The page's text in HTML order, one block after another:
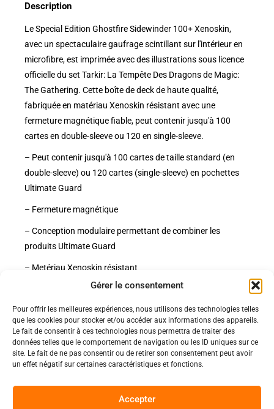
Gérer le consentement
Pour offrir les meilleures expériences, nous utilisons des technologies telles
que les cookies pour stocker et/ou accéder aux informations des appareils.
Le fait de consentir à ces technologies nous permettra de traiter des
données telles que le comportement de navigation ou les ID uniques sur ce
site. Le fait de ne pas consentir ou de retirer son consentement peut avoir
un effet négatif sur certaines caractéristiques et fonctions.
Accepter
Description
Le Special Edition Ghostfire Sidewinder 100+ Xenoskin,
avec un spectaculaire gaufrage scintillant sur l'intérieur en
microfibre, est imprimée avec des illustrations sous licence
officielle du set Tarkir: La Tempête Des Dragons de Magic:
The Gathering. Cette boîte de deck de haute qualité,
fabriquée en matériau Xenoskin résistant avec une
fermeture magnétique fiable, peut contenir jusqu'à 100
cartes en double-sleeve ou 120 en single-sleeve.
– Peut contenir jusqu'à 100 cartes de taille standard (en
double-sleeve) ou 120 cartes (single-sleeve) en pochettes
Ultimate Guard
– Fermeture magnétique
– Conception modulaire permettant de combiner les
produits Ultimate Guard
– Metériau Xenoskin résistant
Nos pages
Nos évènements
Nous contacter
Politiques
Politique de confidentialité
Nos conditions de vente et livraison
Code de conduite